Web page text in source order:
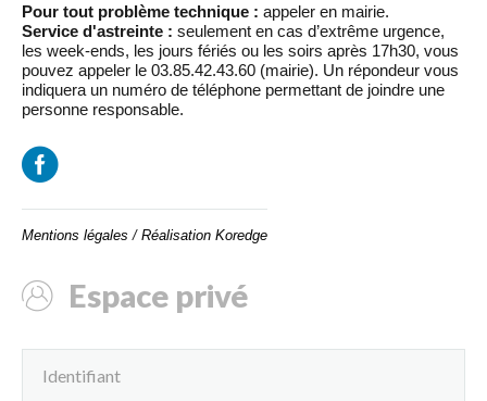
Pour tout problème technique : appeler en mairie.
Service d'astreinte : seulement en cas d’extrême urgence,
les week-ends, les jours fériés ou les soirs après 17h30, vous
pouvez appeler le 03.85.42.43.60 (mairie). Un répondeur vous
indiquera un numéro de téléphone permettant de joindre une
personne responsable.
Mentions légales / Réalisation Koredge
Espace privé